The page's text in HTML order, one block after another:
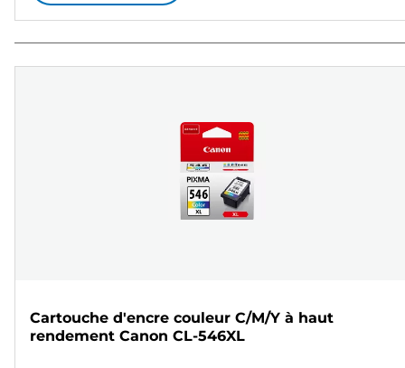
Cartouche d'encre couleur C/M/Y à haut
rendement Canon CL-546XL